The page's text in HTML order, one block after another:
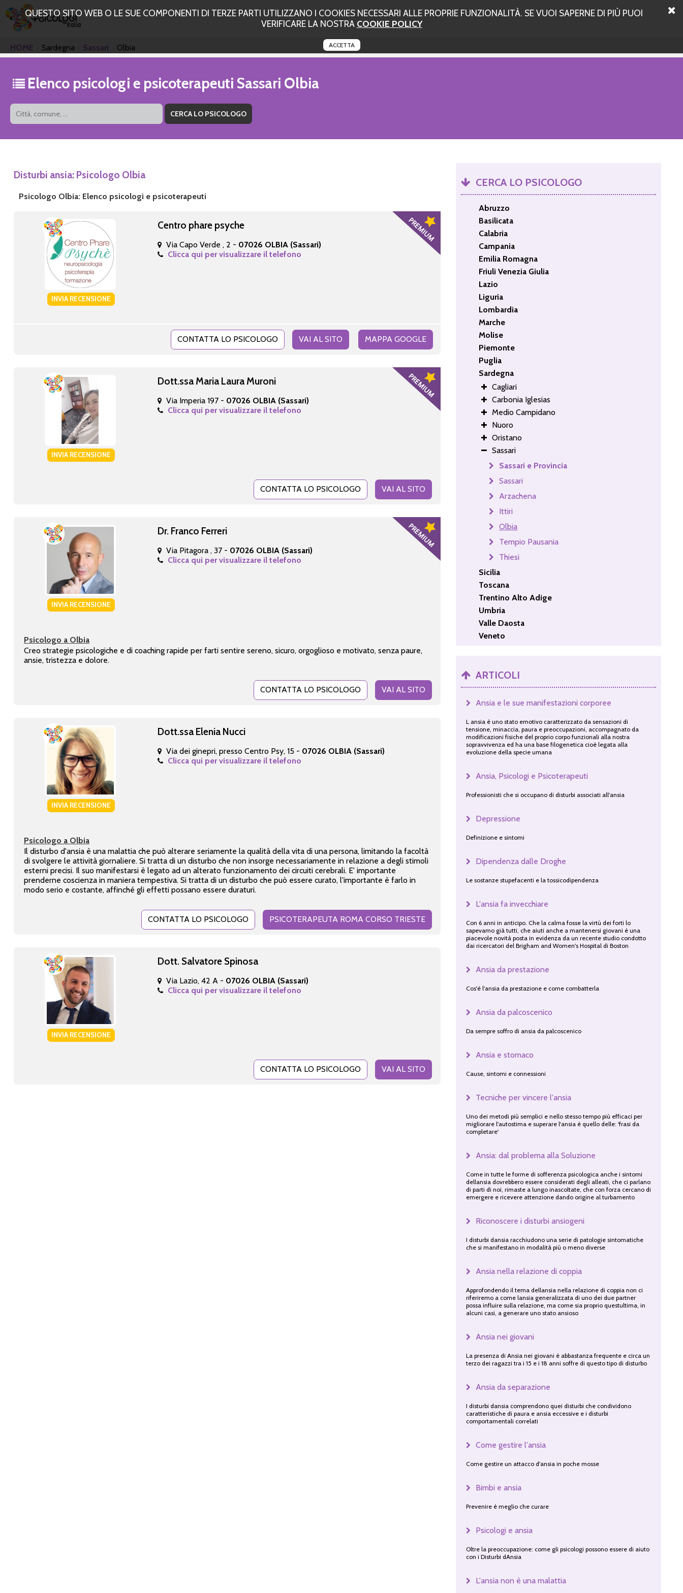
QUESTO SITO WEB O LE SUE COMPONENTI DI TERZE PARTI UTILIZZANO I COOKIES NECESSARI ALLE PROPRIE FUNZIONALITÀ. SE VUOI SAPERNE DI PIÙ PUOI
VERIFICARE LA NOSTRA COOKIE POLICY
ACCETTA
HOME Sardegna Sassari Olbia
Elenco psicologi e psicoterapeuti Sassari Olbia
Disturbi ansia: Psicologo Olbia
Psicologo Olbia: Elenco psicologi e psicoterapeuti
INVIA RECENSIONE
Centro phare psyche
Via Capo Verde , 2 - 07026 OLBIA (Sassari)
Clicca qui per visualizzare il telefono
MAPPA GOOGLE
CONTATTA LO PSICOLOGO VAI AL SITO
INVIA RECENSIONE
Dott.ssa Maria Laura Muroni
Via Imperia 197 - 07026 OLBIA (Sassari)
Clicca qui per visualizzare il telefono
CONTATTA LO PSICOLOGO VAI AL SITO
INVIA RECENSIONE
Dr. Franco Ferreri
Via Pitagora , 37 - 07026 OLBIA (Sassari)
Clicca qui per visualizzare il telefono
Psicologo a Olbia
Creo strategie psicologiche e di coaching rapide per farti sentire sereno, sicuro, orgoglioso e motivato, senza paure,
ansie, tristezza e dolore.
CONTATTA LO PSICOLOGO VAI AL SITO
INVIA RECENSIONE
Dott.ssa Elenia Nucci
Via dei ginepri, presso Centro Psy, 15 - 07026 OLBIA (Sassari)
Clicca qui per visualizzare il telefono
Psicologo a Olbia
Il disturbo d'ansia è una malattia che può alterare seriamente la qualità della vita di una persona, limitando la facoltà
di svolgere le attività giornaliere. Si tratta di un disturbo che non insorge necessariamente in relazione a degli stimoli
esterni precisi. Il suo manifestarsi è legato ad un alterato funzionamento dei circuiti cerebrali. E' importante
prenderne coscienza in maniera tempestiva. Si tratta di un disturbo che può essere curato, l'importante è farlo in
modo serio e costante, affinché gli effetti possano essere duraturi.
CONTATTA LO PSICOLOGO PSICOTERAPEUTA ROMA CORSO TRIESTE
INVIA RECENSIONE
Dott. Salvatore Spinosa
Via Lazio, 42 A - 07026 OLBIA (Sassari)
Clicca qui per visualizzare il telefono
CONTATTA LO PSICOLOGO VAI AL SITO
CERCA LO PSICOLOGO
Abruzzo
Basilicata
Calabria
Campania
Emilia Romagna
Friuli Venezia Giulia
Lazio
Liguria
Lombardia
Marche
Molise
Piemonte
Puglia
Sardegna
Cagliari
Carbonia Iglesias
Medio Campidano
Nuoro
Oristano
Sassari
Sassari e Provincia
Sassari
Arzachena
Ittiri
Olbia
Tempio Pausania
Thiesi
Sicilia
Toscana
Trentino Alto Adige
Umbria
Valle Daosta
Veneto
ARTICOLI
Ansia e le sue manifestazioni corporee
L ansia è uno stato emotivo caratterizzato da sensazioni di
tensione, minaccia, paura e preoccupazioni, accompagnato da
modificazioni fisiche del proprio corpo funzionali alla nostra
sopravvivenza ed ha una base filogenetica cioè legata alla
evoluzione della specie umana
Ansia, Psicologi e Psicoterapeuti
Professionisti che si occupano di disturbi associati all'ansia
Depressione
Definizione e sintomi
Dipendenza dalle Droghe
Le sostanze stupefacenti e la tossicodipendenza
L'ansia fa invecchiare
Con 6 anni in anticipo. Che la calma fosse la virtù dei forti lo
sapevamo già tutti, che aiuti anche a mantenersi giovani è una
piacevole novità posta in evidenza da un recente studio condotto
dai ricercatori del Brigham and Women's Hospital di Boston
Ansia da prestazione
Cos'è l'ansia da prestazione e come combatterla
Ansia da palcoscenico
Da sempre soffro di ansia da palcoscenico
Ansia e stomaco
Cause, sintomi e connessioni
Tecniche per vincere l'ansia
Uno dei metodi più semplici e nello stesso tempo più efficaci per
migliorare l'autostima e superare l'ansia è quello delle: 'frasi da
completare'
Ansia: dal problema alla Soluzione
Come in tutte le forme di sofferenza psicologica anche i sintomi
dellansia dovrebbero essere considerati degli alleati, che ci parlano
di parti di noi, rimaste a lungo inascoltate, che con forza cercano di
emergere e ricevere attenzione dando origine al turbamento
Riconoscere i disturbi ansiogeni
I disturbi dansia racchiudono una serie di patologie sintomatiche
che si manifestano in modalità più o meno diverse
Ansia nella relazione di coppia
Approfondendo il tema dellansia nella relazione di coppia non ci
riferiremo a come lansia generalizzata di uno dei due partner
possa influire sulla relazione, ma come sia proprio questultima, in
alcuni casi, a generare uno stato ansioso
Ansia nei giovani
La presenza di Ansia nei giovani è abbastanza frequente e circa un
terzo dei ragazzi tra i 15 e i 18 anni soffre di questo tipo di disturbo
Ansia da separazione
I disturbi dansia comprendono quei disturbi che condividono
caratteristiche di paura e ansia eccessive e i disturbi
comportamentali correlati
Come gestire l'ansia
Come gestire un attacco d'ansia in poche mosse
Bimbi e ansia
Prevenire è meglio che curare
Psicologi e ansia
Oltre la preoccupazione: come gli psicologi possono essere di aiuto
con i Disturbi dAnsia
L'ansia non è una malattia